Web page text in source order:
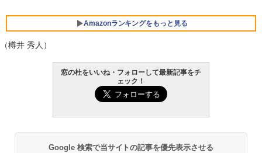
Amazonランキングをもっと見る
（樽井 秀人）
窓の杜をいいね・フォローして最新記事をチ
ェック！
Google 検索で当サイトの記事を優先表示させる